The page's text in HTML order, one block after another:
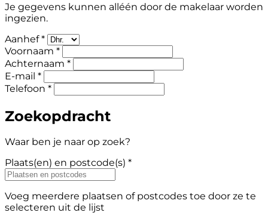
Je gegevens kunnen alléén door de makelaar worden
ingezien.
Aanhef *
Voornaam *
Achternaam *
E-mail *
Telefoon *
Zoekopdracht
Waar ben je naar op zoek?
Plaats(en) en postcode(s) *
Voeg meerdere plaatsen of postcodes toe door ze te
selecteren uit de lijst